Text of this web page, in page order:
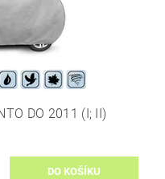
DO 2011 (I; II)